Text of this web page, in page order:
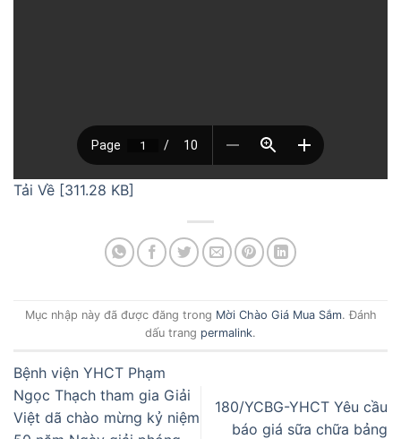
Tải Về [311.28 KB]
Mục nhập này đã được đăng trong Mời Chào Giá Mua Sắm. Đánh
dấu trang permalink.
Bệnh viện YHCT Phạm
Ngọc Thạch tham gia Giải
Việt dã chào mừng kỷ niệm
180/YCBG-YHCT Yêu cầu
báo giá sữa chữa bảng